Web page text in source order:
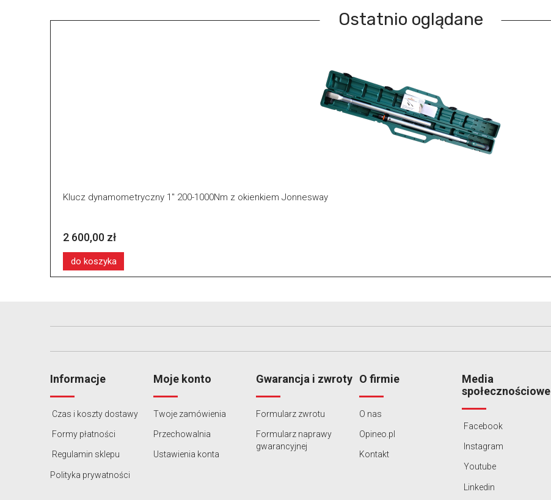
Ostatnio oglądane
Klucz dynamometryczny 1" 200-1000Nm z okienkiem Jonnesway
2 600,00 zł
do koszyka
Informacje
Czas i koszty dostawy
Formy płatności
Regulamin sklepu
Polityka prywatności
Moje konto
Twoje zamówienia
Przechowalnia
Ustawienia konta
Gwarancja i zwroty
Formularz zwrotu
Formularz naprawy
gwarancyjnej
O firmie
O nas
Opineo.pl
Kontakt
Media
społecznościowe
Facebook
Instagram
Youtube
Linkedin